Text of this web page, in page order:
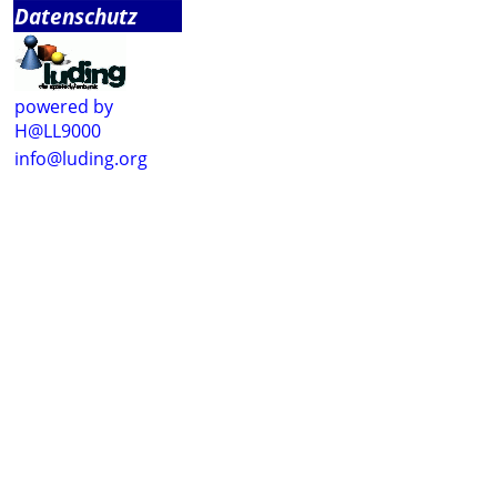
Datenschutz
powered by
H@LL9000
info@luding.org